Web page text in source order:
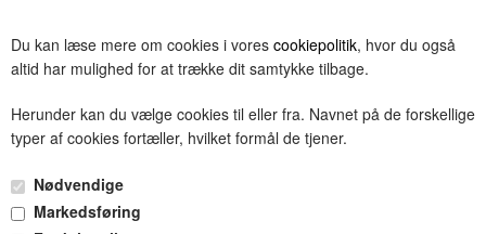
Du kan læse mere om cookies i vores cookiepolitik, hvor du også
altid har mulighed for at trække dit samtykke tilbage.
Herunder kan du vælge cookies til eller fra. Navnet på de forskellige
typer af cookies fortæller, hvilket formål de tjener.
Nødvendige
Markedsføring
(0.00 DKK)
mere end 100
Forside»Filtertest